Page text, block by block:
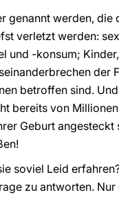
werden, die
verletzt werden:
und -konsum;
der
betroffen sind.
bereits von
Geburt
soviel Leid
zu antworten. Nur